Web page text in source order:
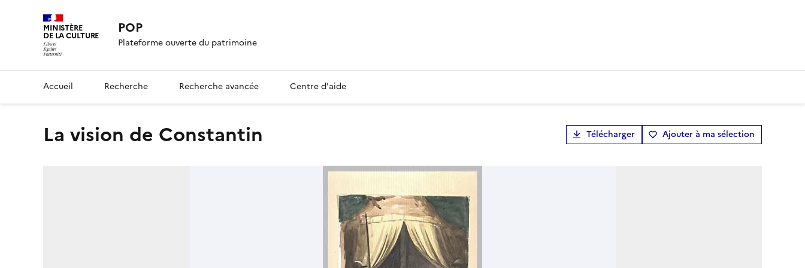
MINISTÈRE
DE LA CULTURE POP
Plateforme ouverte du patrimoine
Accueil Recherche Recherche avancée Centre d'aide
La vision de Constantin Télécharger Ajouter à ma sélection